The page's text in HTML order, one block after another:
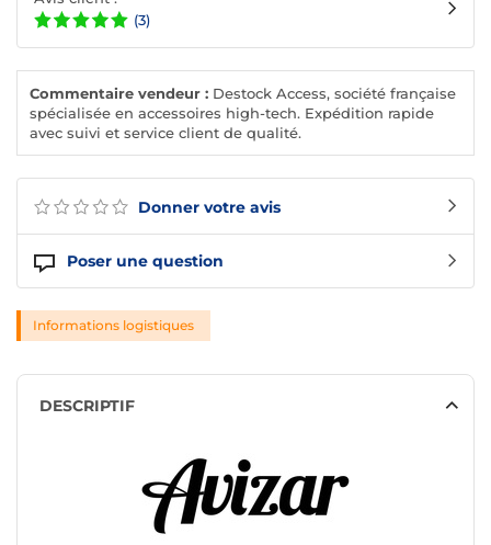
Donner votre avis
Poser une question
(3)
Commentaire vendeur : Destock Access, société française
spécialisée en accessoires high-tech. Expédition rapide
avec suivi et service client de qualité.
Informations logistiques
DESCRIPTIF